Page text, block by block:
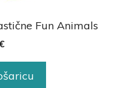
Fun Animals